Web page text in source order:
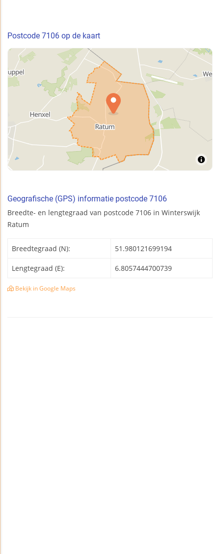
Postcode 7106 op de kaart
Geografische (GPS) informatie postcode 7106
Breedte- en lengtegraad van postcode 7106 in Winterswijk
Ratum
Breedtegraad (N): 51.980121699194
Lengtegraad (E): 6.8057444700739
Bekijk in Google Maps